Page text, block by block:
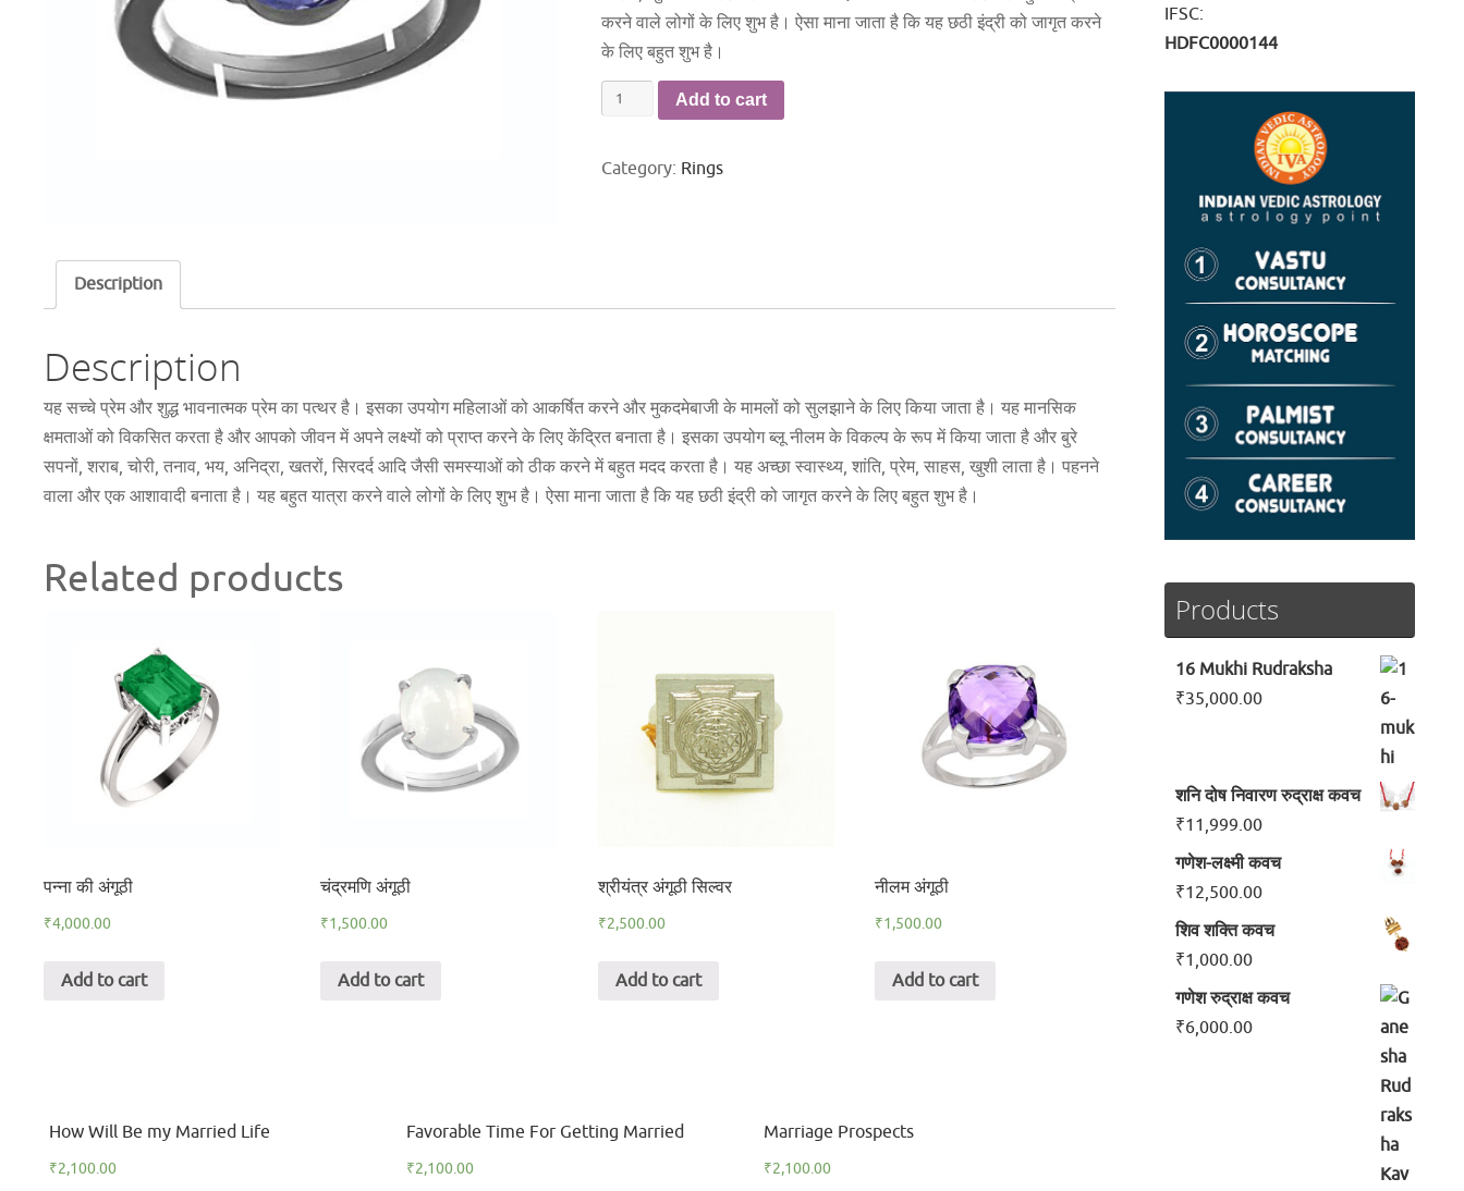
करने वाले लोगों के लिए शुभ है। ऐसा माना जाता है कि यह छठी इंद्री को जागृत करने
के लिए बहुत शुभ है।
नील
quantity
Add to cart
Category: Rings
Description
Description
यह सच्चे प्रेम और शुद्ध भावनात्मक प्रेम का पत्थर है। इसका उपयोग महिलाओं को आकर्षित करने और मुकदमेबाजी के मामलों को सुलझाने के लिए किया जाता है। यह मानसिक
क्षमताओं को विकसित करता है और आपको जीवन में अपने लक्ष्यों को प्राप्त करने के लिए केंद्रित बनाता है। इसका उपयोग ब्लू नीलम के विकल्प के रूप में किया जाता है और बुरे
सपनों, शराब, चोरी, तनाव, भय, अनिद्रा, खतरों, सिरदर्द आदि जैसी समस्याओं को ठीक करने में बहुत मदद करता है। यह अच्छा स्वास्थ्य, शांति, प्रेम, साहस, खुशी लाता है। पहनने
वाला और एक आशावादी बनाता है। यह बहुत यात्रा करने वाले लोगों के लिए शुभ है। ऐसा माना जाता है कि यह छठी इंद्री को जागृत करने के लिए बहुत शुभ है।
Related products
पन्ना की अंगूठी
₹4,000.00
Add to cart
चंद्रमणि अंगूठी
₹1,500.00
Add to cart
श्रीयंत्र अंगूठी सिल्वर
₹2,500.00
Add to cart
नीलम अंगूठी
₹1,500.00
Add to cart
How Will Be my Married Life
₹2,100.00
Favorable Time For Getting Married
₹2,100.00
Marriage Prospects
₹2,100.00
IFSC:
HDFC0000144
Products
16 Mukhi Rudraksha
₹35,000.00
शनि दोष निवारण रुद्राक्ष कवच
₹11,999.00
गणेश-लक्ष्मी कवच
₹12,500.00
शिव शक्ति कवच
₹1,000.00
गणेश रुद्राक्ष कवच
₹6,000.00